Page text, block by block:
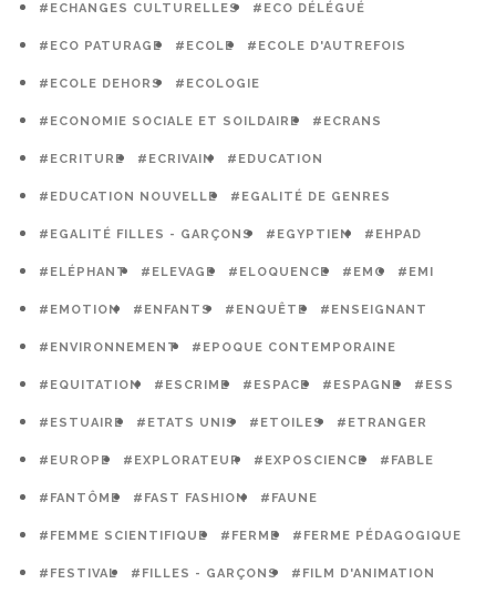
#ECHANGES CULTURELLES #ECO DÉLÉGUÉ
#ECO PATURAGE #ECOLE #ECOLE D'AUTREFOIS
#ECOLE DEHORS #ECOLOGIE
#ECONOMIE SOCIALE ET SOILDAIRE #ECRANS
#ECRITURE #ECRIVAIN #EDUCATION
#EDUCATION NOUVELLE #EGALITÉ DE GENRES
#EGALITÉ FILLES - GARÇONS #EGYPTIEN #EHPAD
#ELÉPHANT #ELEVAGE #ELOQUENCE #EMC #EMI
#EMOTION #ENFANTS #ENQUÊTE #ENSEIGNANT
#ENVIRONNEMENT #EPOQUE CONTEMPORAINE
#EQUITATION #ESCRIME #ESPACE #ESPAGNE #ESS
#ESTUAIRE #ETATS UNIS #ETOILES #ETRANGER
#EUROPE #EXPLORATEUR #EXPOSCIENCE #FABLE
#FANTÔME #FAST FASHION #FAUNE
#FEMME SCIENTIFIQUE #FERME #FERME PÉDAGOGIQUE
#FESTIVAL #FILLES - GARÇONS #FILM D'ANIMATION